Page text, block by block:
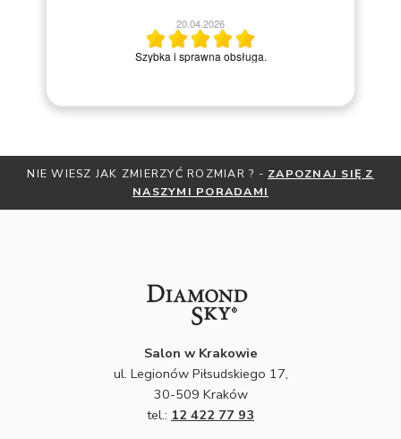
20.04.2026
Szybka i sprawna obsługa.
NIE WIESZ JAK ZMIERZYĆ ROZMIAR ? - ZAPOZNAJ SIĘ Z
NASZYMI PORADAMI
Salon w Krakowie
ul. Legionów Piłsudskiego 17,
30-509 Kraków
tel.: 12 422 77 93